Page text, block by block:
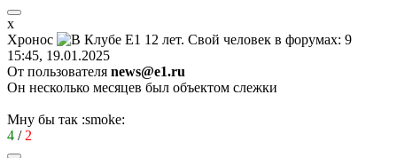
х
Хронос
15:45, 19.01.2025
От пользователя news@e1.ru
Он несколько месяцев был объектом слежки
Мну бы так :smoke:
4 / 2